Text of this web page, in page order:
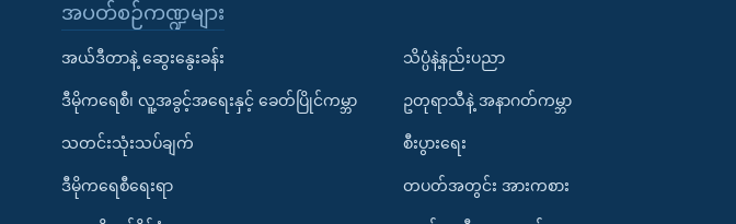
အပတ်စဉ်ကဏ္ဍများ
အယ်ဒီတာနဲ့ ဆွေးနွေးခန်း
ဒီမိုကရေစီ၊ လူ့အခွင့်အရေးနှင့် ခေတ်ပြိုင်ကမ္ဘာ
သတင်းသုံးသပ်ချက်
ဒီမိုကရေစီရေးရာ
သိပ္ပံနဲ့နည်းပညာ
ဥတုရာသီနဲ့ အနာဂတ်ကမ္ဘာ
စီးပွားရေး
တပတ်အတွင်း အားကစား